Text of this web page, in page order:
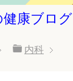
康ブログ
内科